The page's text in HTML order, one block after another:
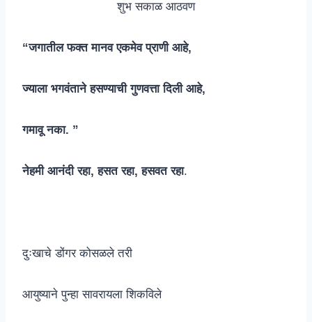
शुभ सकाळ आठवण
“जगातील फक्त मानव एकमेव प्राणी आहे,
ज्याला भगवंताने हसण्याची गुणवत्ता दिली आहे,
गमावू नका. ”
नेहमी आनंदी रहा, हसत रहा, हसवत रहा.
दुःखाचे डोंगर कोसळले तरी
आयुष्याने पुन्हा सावरायला शिकविले